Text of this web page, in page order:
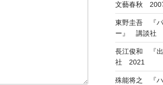
文藝春秋
東野圭吾 『パ
ー』 講談社
長江俊和 『
社 2021
殊能将之 『